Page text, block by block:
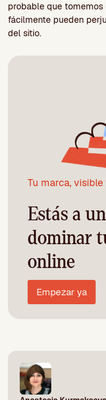
probable que
fácilmente pueden
del sitio.
Tu marca,
Estás a
dominar
online
Empezar ya